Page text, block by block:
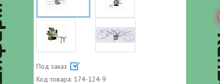
Под заказ
Код товара: 174-124-9